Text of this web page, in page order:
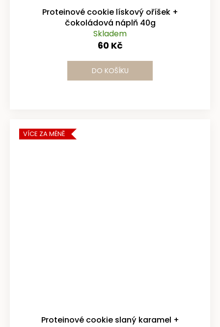
Proteinové cookie lískový oříšek +
čokoládová náplň 40g
Skladem
60 Kč
DO KOŠÍKU
VÍCE ZA MÉNĚ
Proteinové cookie slaný karamel +